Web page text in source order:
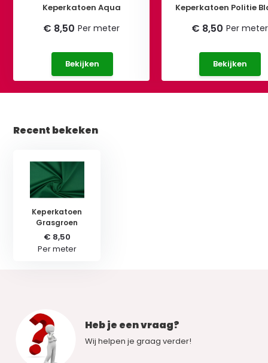
Keperkatoen Aqua
€ 8,50 Per meter
Bekijken
Keperkatoen Politie
€ 8,50 Per meter
Bekijken
Recent bekeken
Keperkatoen
Grasgroen
€ 8,50
Per meter
Heb je een vraag?
Wij helpen je graag verder!